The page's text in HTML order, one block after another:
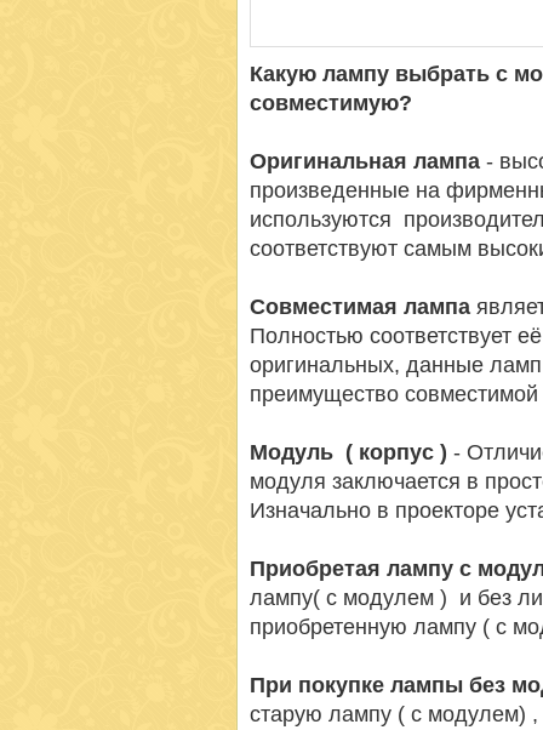
Какую лампу выбрать с
совместимую?
Оригинальная лампа -
произведенные на
используются
соответствуют самым
Совместимая лампа
Полностью соответствует
оригинальных, данные
преимущество
Модуль ( корпус ) -
модуля заключается в
Изначально в проекторе
Приобретая лампу с
лампу( с модулем ) и без
приобретенную лампу ( с
При покупке лампы без
старую лампу ( с модулем) ,